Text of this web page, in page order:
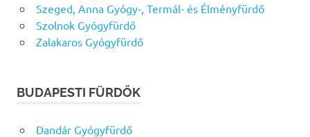
Szeged, Anna Gyógy-, Termál- és Élményfürdő
Szolnok Gyógyfürdő
Zalakaros Gyógyfürdő
BUDAPESTI FÜRDŐK
Dandár Gyógyfürdő